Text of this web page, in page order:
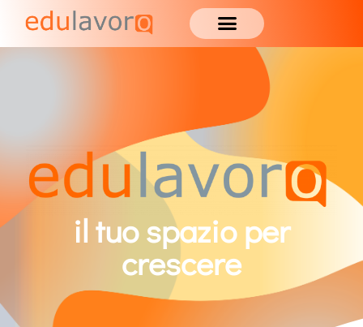
il tuo spazio per
crescere